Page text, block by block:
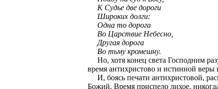
К Судье две дороги
Широких долги:
Одна то дорога
Во Царствие Небесно,
Другая дорога
Во тьму кромешну.
Но, хотя конец света Господним
время антихристово и истинной веры
И, боясь печати антихристовой,
Божий. Время приспело лихое,